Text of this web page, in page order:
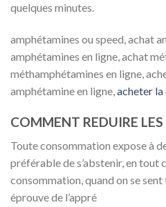
quelques minutes.
amphétamines ou speed, achat
amphétamines en ligne, achat
méthamphétamines en ligne,
amphétamine en ligne,acheter la
COMMENT REDUIRE
Toute consommation expose à
préférable de s’abstenir, en tout
consommation, quand on se sent
éprouve de l’appré